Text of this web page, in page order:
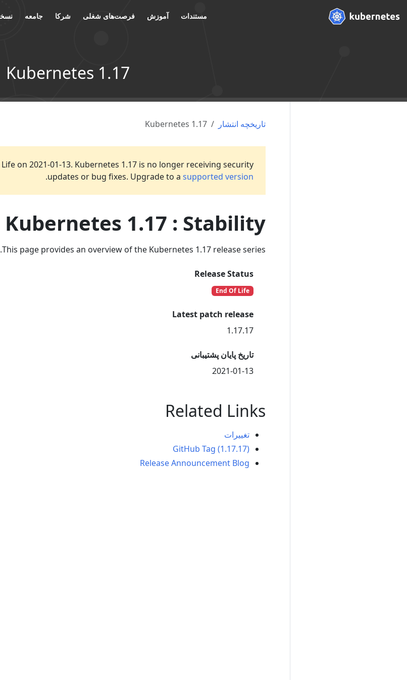
مستندات آموزش فرصت‌های شغلی شرکا جامعه
Kubernetes 1.17
تاریخچه انتشار Kubernetes 1.17
on 2021-01-13. Kubernetes 1.17 is no longer receiving security
updates or bug fixes. Upgrade to a supported version
.
Kubernetes 1.17 : Stability
This page provides an overview of the Kubernetes 1.17 release series.
Release Status
End Of Life
Latest patch release
1.17.17
تاریخ پایان پشتیبانی
2021-01-13
Related Links
تغییرات
GitHub Tag (1.17.17)
Release Announcement Blog